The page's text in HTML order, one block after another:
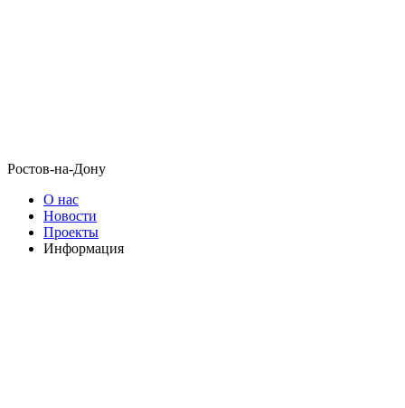
Ростов-на-Дону
О нас
Новости
Проекты
Информация